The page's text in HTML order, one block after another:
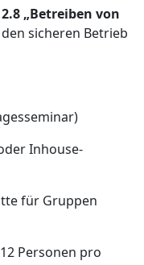
„Betreiben von
sicheren Betrieb
Inhouse-
für Gruppen
Personen pro